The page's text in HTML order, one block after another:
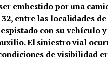
embestido por una
entre las localidades
con su vehículo
El siniestro vial
de visibilidad